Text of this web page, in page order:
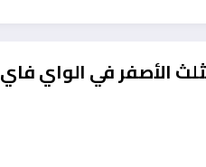
الأصفر في الواي فاي